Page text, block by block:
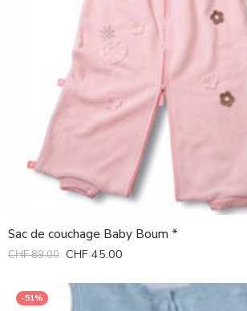
Sac de couchage Baby Boum *
CHF89.00 CHF 45.00
-51%